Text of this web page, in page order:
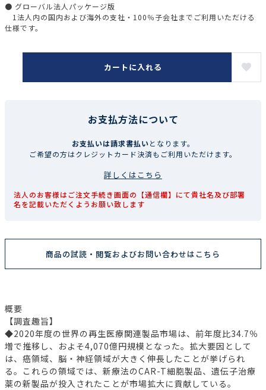
● グローバル法人パッケージ版
1法人内の国内および海外の支社・100％子会社までご利用いただける
仕様です。
カートに入れる
お支払方法について
お支払いは請求書払いとなります。
ご希望の方はクレジットカード決済もご利用いただけます。
詳しくはこちら
法人のお客様はご注文手続き画面の【通信欄】にて貴社名及び部署
名を記載いただくようお願い致します
商品の試読・閲覧およびお問い合わせはこちら
概要
【調査趣旨】
◆2020年度の世界の再生医療関連製品市場は、前年度比34.7％
増で推移し、およそ4,070億円規模となった。拡大要因として
は、癌領域、脳・神経領域が大きく伸長したことが挙げられ
る。これらの領域では、新療法のCAR-T細胞製品、遺伝子治療
薬の新製品が投入されたことが市場拡大に貢献している。